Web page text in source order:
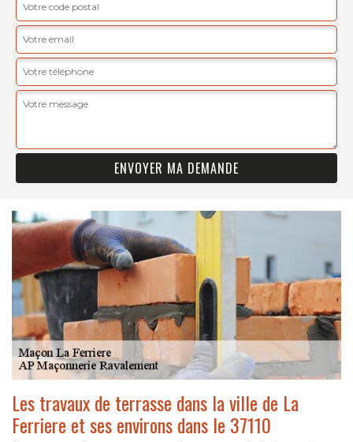
Les travaux de terrasse dans la ville de La
Ferriere et ses environs dans le 37110